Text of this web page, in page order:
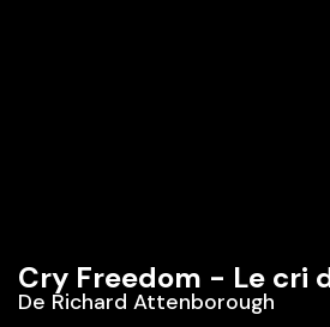
Cry Freedom - Le cri
De Richard Attenborough